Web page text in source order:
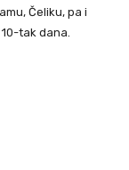
Čeliku, pa i
tak dana.